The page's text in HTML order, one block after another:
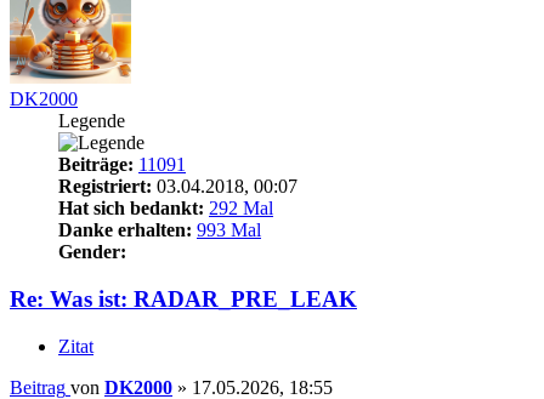
DK2000
Legende
Beiträge: 11091
Registriert: 03.04.2018, 00:07
Hat sich bedankt: 292 Mal
Danke erhalten: 993 Mal
Gender:
Re: Was ist: RADAR_PRE_LEAK
Zitat
Beitrag von DK2000 » 17.05.2026, 18:55